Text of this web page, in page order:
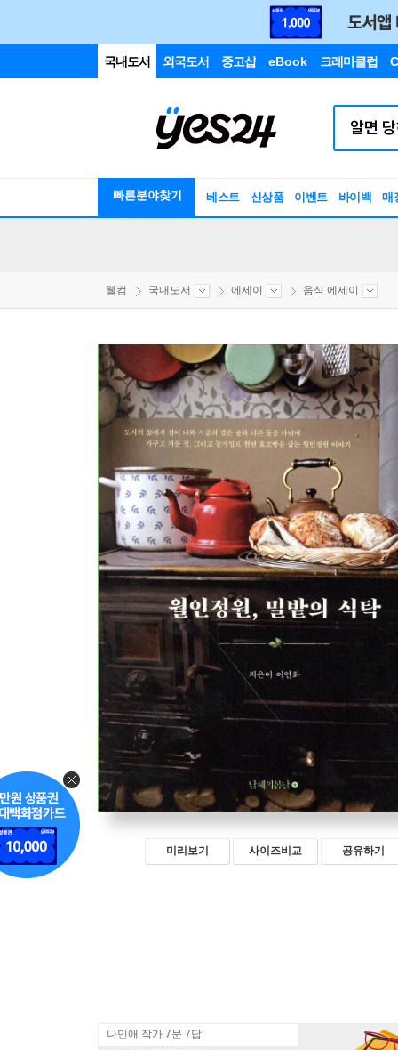
국내도서 외국도서 중고샵 eBook 크레마클럽
빠른분야찾기 베스트 신상품 이벤트 바이백 매
웰컴 국내도서 에세이 음식 에세이
미리보기 사이즈비교 공유하기
나민애 작가 7문 7답